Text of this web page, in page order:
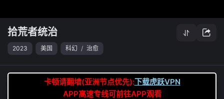
拾荒者统治
2023 美国 科幻 / 治愈
卡顿请翻墙(亚洲节点优先):下载虎跃VPN
APP高速专线可前往APP观看